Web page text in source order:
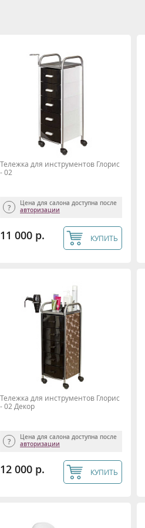
Тележка для инструментов Глорис
- 02
Цена для салона доступна после
авторизации
11 000 р. КУПИТЬ
Тележка для инструментов Глорис
- 02 Декор
Цена для салона доступна после
авторизации
12 000 р. КУПИТЬ